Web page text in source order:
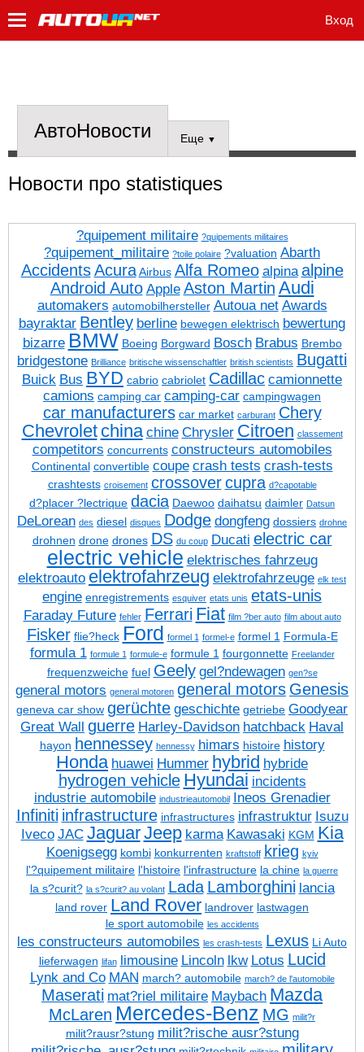
Вход
АвтоНовости Еще ▼
Новости про statistiques
?quipement militaire ?quipements militaires
?quipement_militaire ?toile polaire ?valuation Abarth
Accidents Acura Airbus Alfa Romeo alpina alpine
Android Auto Apple Aston Martin Audi
automakers automobilhersteller Autoua net Awards
bayraktar Bentley berline bewegen elektrisch bewertung
bizarre BMW Boeing Borgward Bosch Brabus Brembo
bridgestone Brilliance britische wissenschaftler british scientists Bugatti
Buick Bus BYD cabrio cabriolet Cadillac camionnette
camions camping car camping-car campingwagen
car manufacturers car market carburant Chery
Chevrolet china chine Chrysler Citroen classement
competitors concurrents constructeurs automobiles
Continental convertible coupe crash tests crash-tests
crashtests croisement crossover cupra d?capotable
d?placer ?lectrique dacia Daewoo daihatsu daimler Datsun
DeLorean des diesel disques Dodge dongfeng dossiers drohne
drohnen drone drones DS du coup Ducati electric car
electric vehicle elektrisches fahrzeug
elektroauto elektrofahrzeug elektrofahrzeuge elk test
engine enregistrements esquiver etats unis etats-unis
Faraday Future fehler Ferrari Fiat film ?ber auto film about auto
Fisker flie?heck Ford formel 1 formel-e formel 1 Formula-E
formula 1 formule 1 formule-e formule 1 fourgonnette Freelander
frequenzweiche fuel Geely gel?ndewagen gen?se
general motors general motoren general motors Genesis
geneva car show gerüchte geschichte getriebe Goodyear
Great Wall guerre Harley-Davidson hatchback Haval
hayon hennessey hennessy himars histoire history
Honda huawei Hummer hybrid hybride
hydrogen vehicle Hyundai incidents
industrie automobile industrieautomobil Ineos Grenadier
Infiniti infrastructure infrastructures infrastruktur Isuzu
Iveco JAC JaguarJeep karma Kawasaki KGM Kia
Koenigsegg kombi konkurrenten kraftstoff krieg kyiv
l'?quipement militaire l'histoire l'infrastructure la chine la guerre
la s?curit? la s?curit? au volant Lada Lamborghini lancia
land rover Land Rover landrover lastwagen
le sport automobile les accidents
les constructeurs automobiles les crash-tests Lexus Li Auto
lieferwagen lifan limousine Lincoln lkw Lotus Lucid
Lynk and Co MAN march? automobile march? de l'automobile
Maserati mat?riel militaire Maybach Mazda
McLaren Mercedes-Benz MG milit?r
milit?rausr?stung milit?rische ausr?stung